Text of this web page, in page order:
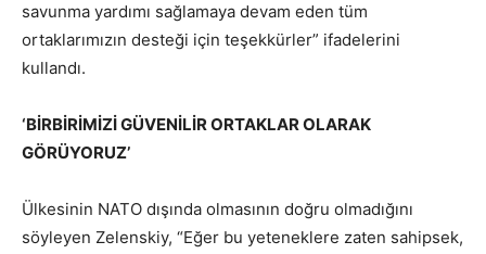
savunma yardımı sağlamaya devam eden tüm
ortaklarımızın desteği için teşekkürler” ifadelerini
kullandı.
‘BİRBİRİMİZİ GÜVENİLİR ORTAKLAR OLARAK
GÖRÜYORUZ’
Ülkesinin NATO dışında olmasının doğru olmadığını
söyleyen Zelenskiy, “Eğer bu yeteneklere zaten sahipsek,